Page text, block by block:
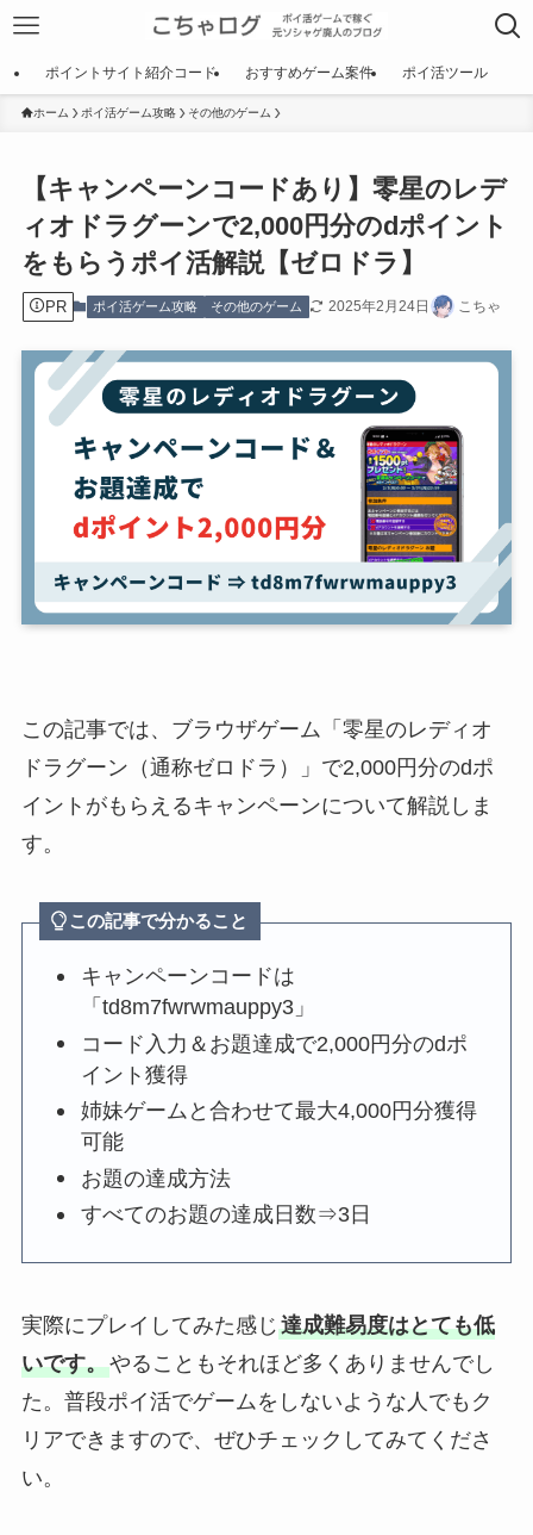
ポイントサイト紹介コード おすすめゲーム案件 ポイ活ツール
ホーム ポイ活ゲーム攻略 その他のゲーム
【キャンペーンコードあり】零星のレデ
ィオドラグーンで2,000円分のdポイント
をもらうポイ活解説【ゼロドラ】
PR ポイ活ゲーム攻略 その他のゲーム 2025年2月24日 こちゃ
この記事では、ブラウザゲーム「零星のレディオ
ドラグーン（通称ゼロドラ）」で2,000円分のdポ
イントがもらえるキャンペーンについて解説しま
す。
この記事で分かること
キャンペーンコードは
「td8m7fwrwmauppy3」
コード入力＆お題達成で2,000円分のdポ
イント獲得
姉妹ゲームと合わせて最大4,000円分獲得
可能
お題の達成方法
すべてのお題の達成日数⇒3日
実際にプレイしてみた感じ達成難易度はとても低
いです。やることもそれほど多くありませんでし
た。普段ポイ活でゲームをしないような人でもク
リアできますので、ぜひチェックしてみてくださ
い。